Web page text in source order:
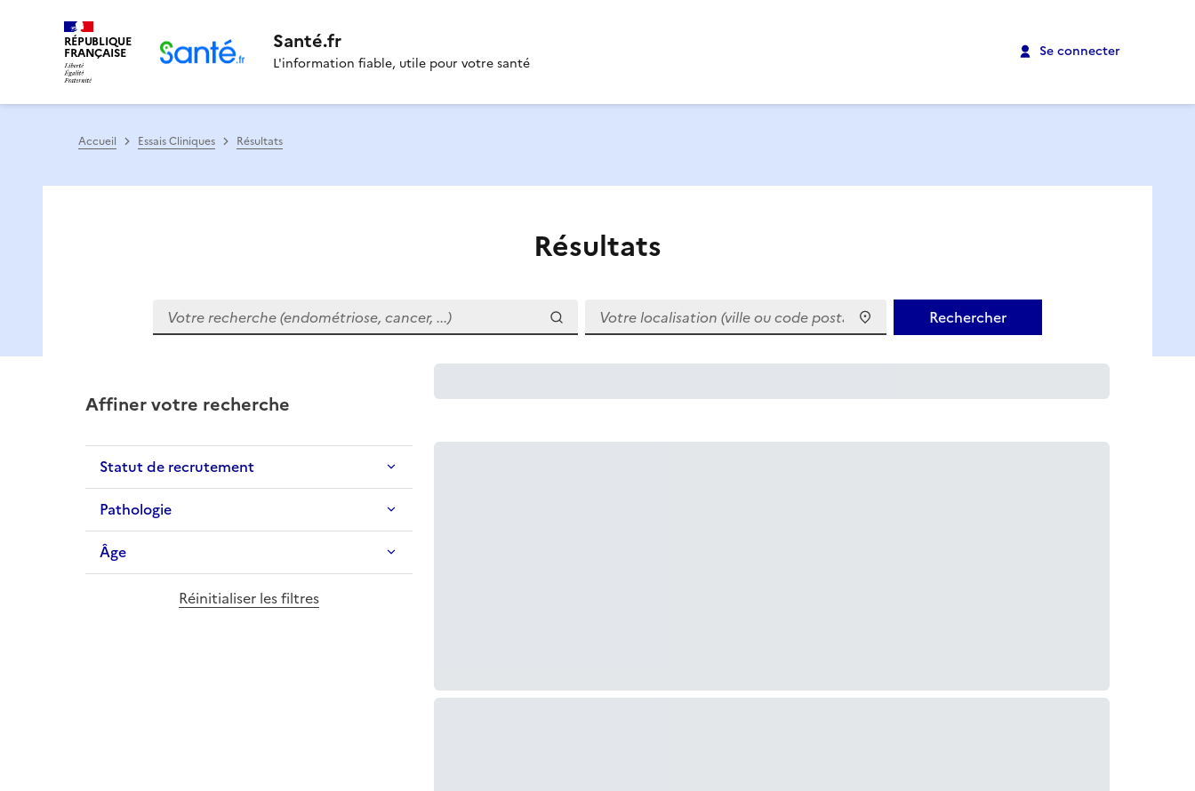
RÉPUBLIQUE
FRANÇAISE Santé.fr
L'information fiable, utile pour votre santé
Se connecter
Accueil Essais Cliniques Résultats
Résultats
Votre recherche (endométriose, cancer, ...) Votre localisation (ville ou code postal)
Affiner votre recherche
Statut de recrutement
Pathologie
Âge
Réinitialiser les filtres